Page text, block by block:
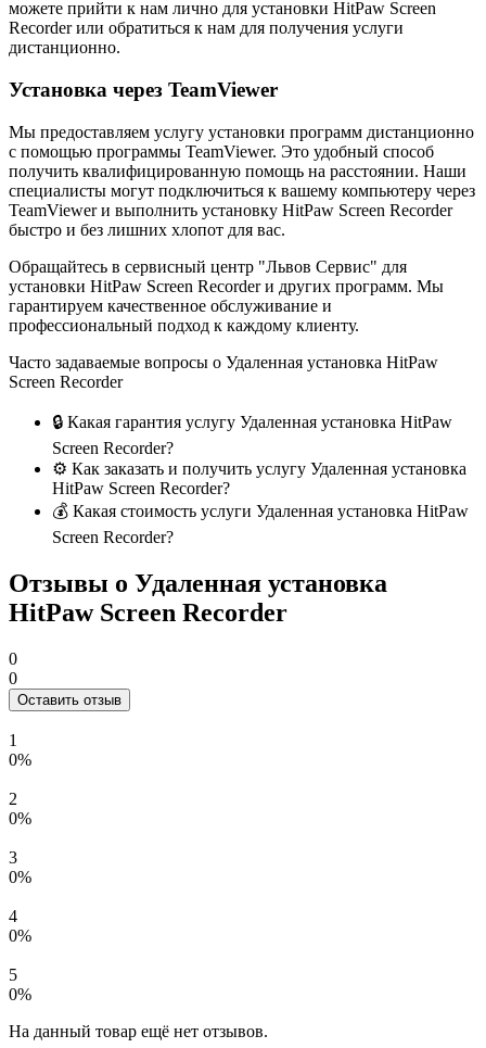
можете прийти к нам лично для установки HitPaw Screen
Recorder или обратиться к нам для получения услуги
дистанционно.
Установка через TeamViewer
Мы предоставляем услугу установки программ дистанционно
с помощью программы TeamViewer. Это удобный способ
получить квалифицированную помощь на расстоянии. Наши
специалисты могут подключиться к вашему компьютеру через
TeamViewer и выполнить установку HitPaw Screen Recorder
быстро и без лишних хлопот для вас.
Обращайтесь в сервисный центр "Львов Сервис" для
установки HitPaw Screen Recorder и других программ. Мы
гарантируем качественное обслуживание и
профессиональный подход к каждому клиенту.
Часто задаваемые вопросы о Удаленная установка HitPaw
Screen Recorder
🔒 Какая гарантия услугу Удаленная установка HitPaw
Screen Recorder?
⚙️ Как заказать и получить услугу Удаленная установка
HitPaw Screen Recorder?
💰 Какая стоимость услуги Удаленная установка HitPaw
Screen Recorder?
Отзывы о Удаленная установка
HitPaw Screen Recorder
0
0
Оставить отзыв
1
0%
2
0%
3
0%
4
0%
5
0%
На данный товар ещё нет отзывов.